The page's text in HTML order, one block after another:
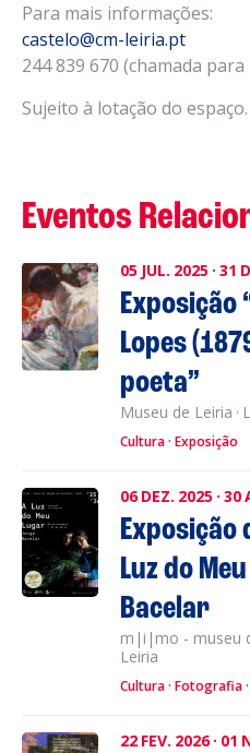
Para mais informações:
castelo@cm-leiria.pt
244 839 670 (chamada
Sujeito à lotação do espaço.
Eventos
05 JUL. 2025 · 31
Exposição
Lopes
poeta”
Museu de Leiria ·
Cultura Exposição
06 DEZ. 2025 · 30
Exposição
Luz do
Bacelar
m|i|mo - museu
Leiria
Cultura Fotografia
22 FEV. 2026 · 01